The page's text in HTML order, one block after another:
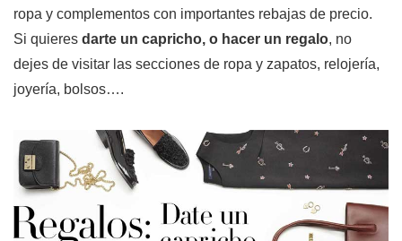
ropa y complementos con importantes rebajas de precio.
Si quieres darte un capricho, o hacer un regalo, no
dejes de visitar las secciones de ropa y zapatos, relojería,
joyería, bolsos….